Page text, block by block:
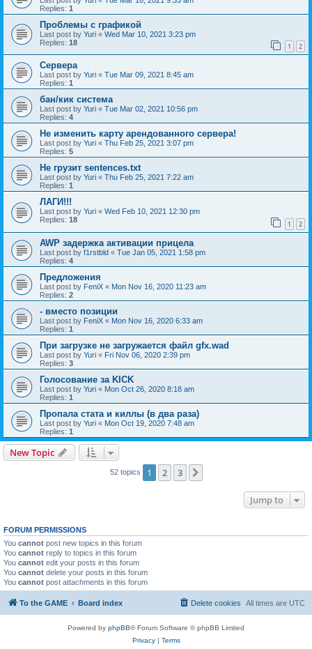
Replies: 1
Проблемы с графикой
Last post by Yuri « Wed Mar 10, 2021 3:23 pm
Replies: 18 1 2
Сервера
Last post by Yuri « Tue Mar 09, 2021 8:45 am
Replies: 1
бан/кик система
Last post by Yuri « Tue Mar 02, 2021 10:56 pm
Replies: 4
Не изменить карту арендованного сервера!
Last post by Yuri « Thu Feb 25, 2021 3:07 pm
Replies: 5
Не грузит sentences.txt
Last post by Yuri « Thu Feb 25, 2021 7:22 am
Replies: 1
ЛАГИ!!!
Last post by Yuri « Wed Feb 10, 2021 12:30 pm
Replies: 18 1 2
AWP задержка активации прицела
Last post by f1rstbld « Tue Jan 05, 2021 1:58 pm
Replies: 4
Предложения
Last post by FeniX « Mon Nov 16, 2020 11:23 am
Replies: 2
- вместо позиции
Last post by FeniX « Mon Nov 16, 2020 6:33 am
Replies: 1
При загрузке не загружается файл gfx.wad
Last post by Yuri « Fri Nov 06, 2020 2:39 pm
Replies: 3
Голосование за KICK
Last post by Yuri « Mon Oct 26, 2020 8:18 am
Replies: 1
Пропала стата и киллы (в два раза)
Last post by Yuri « Mon Oct 19, 2020 7:48 am
Replies: 1
New Topic
52 topics 1 2 3
Jump to
FORUM PERMISSIONS
You cannot post new topics in this forum
You cannot reply to topics in this forum
You cannot edit your posts in this forum
You cannot delete your posts in this forum
You cannot post attachments in this forum
To the GAME Board index All times are UTC
Delete cookies
Powered by phpBB® Forum Software © phpBB Limited
Privacy| Terms